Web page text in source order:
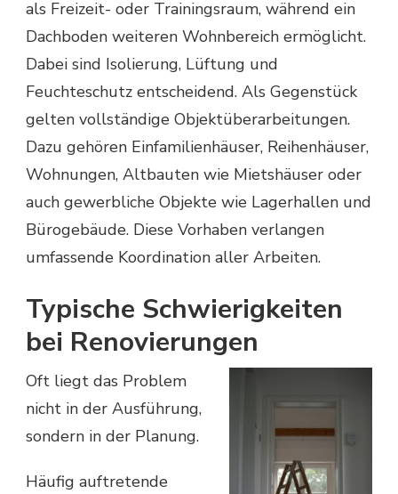
als Freizeit- oder Trainingsraum, während ein
Dachboden weiteren Wohnbereich ermöglicht.
Dabei sind Isolierung, Lüftung und
Feuchteschutz entscheidend. Als Gegenstück
gelten vollständige Objektüberarbeitungen.
Dazu gehören Einfamilienhäuser, Reihenhäuser,
Wohnungen, Altbauten wie Mietshäuser oder
auch gewerbliche Objekte wie Lagerhallen und
Bürogebäude. Diese Vorhaben verlangen
umfassende Koordination aller Arbeiten.
Typische Schwierigkeiten
bei Renovierungen
Oft liegt das Problem
nicht in der Ausführung,
sondern in der Planung.
Häufig auftretende